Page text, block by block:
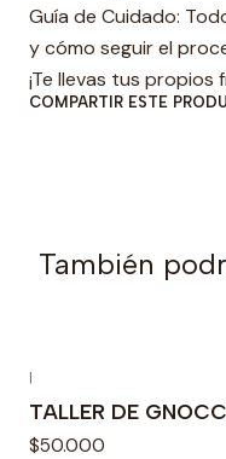
Guía de Cuidado:
y cómo seguir el
¡Te llevas tus
COMPARTIR ESTE
También
|
TALLER DE
$50.000